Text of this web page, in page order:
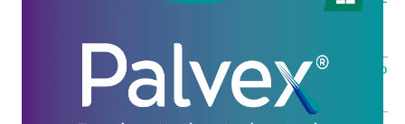
Cobertura Monto Fijo
$8.256,94 AF $30.726,65